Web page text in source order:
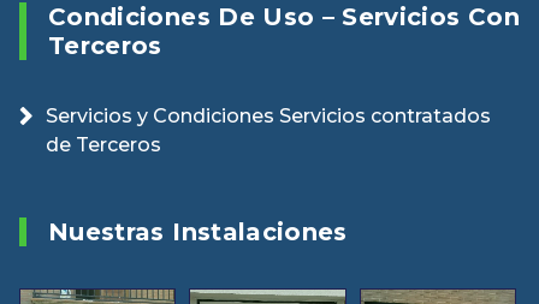
Condiciones De Uso – Servicios Con
Terceros
Servicios y Condiciones Servicios contratados
de Terceros
Nuestras Instalaciones